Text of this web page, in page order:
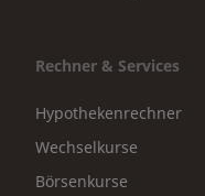
Rechner & Services
Hypothekenrechner
Wechselkurse
Börsenkurse